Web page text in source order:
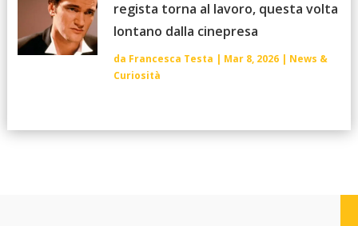
regista torna al lavoro, questa volta
lontano dalla cinepresa
da Francesca Testa | Mar 8, 2026| News &
Curiosità